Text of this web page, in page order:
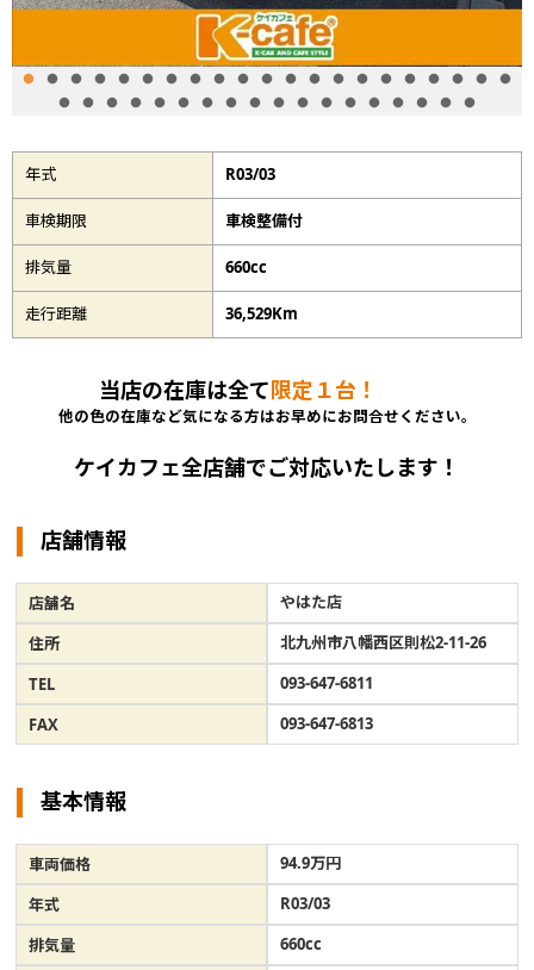
年式 R03/03
車検期限 車検整備付
排気量 660cc
走行距離 36,529Km
当店の在庫は全て限定１台！
他の色の在庫など気になる方はお早めにお問合せください。
ケイカフェ全店舗でご対応いたします！
店舗情報
店舗名
やはた店
住所
北九州市八幡西区則松2-11-26
TEL
093-647-6811
FAX
093-647-6813
基本情報
車両価格
94.9万円
年式
R03/03
排気量
660cc